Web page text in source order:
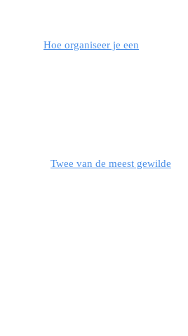
Hoe organiseer je een
Twee van de meest gewilde